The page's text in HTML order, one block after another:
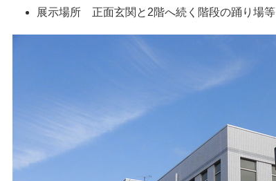
展示場所 正面玄関と2階へ続く階段の踊り場等